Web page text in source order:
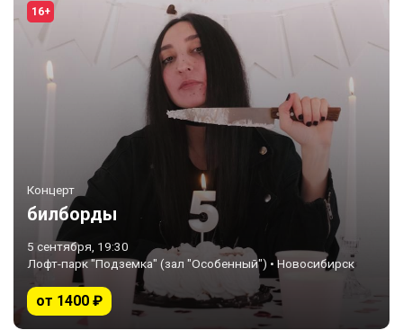
16+
Концерт
билборды
5 сентября, 19:30
Лофт-парк "Подземка" (зал "Особенный") • Новосибирск
от 1400 ₽